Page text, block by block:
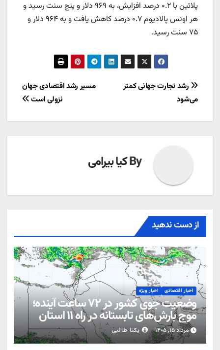
پلاتین با ۰.۲ درصد افزایش، به ۹۶۹ دلار و پنج سنت رسید و
هر اونس پالادیوم ۰.۷ درصد کاهش یافت و به ۹۶۴ دلار و
۷۵ سنت رسید.
راهبری
نوشته
مسیر رشد اقتصادی جهان
نزولی است
رشد تجارت جهانی کمتر
می‌شود
Byکیا بیرامی
از دست ندهید
اخبار اقتصادی اخبار ویژه
وضعیت جوی کشور در ۷۲ ساعت آینده؛
موج بارش‌های تابستانه در راه ۱۱ استان
مرداد ۱۵, ۱۴۰۵ یکتا طالبی